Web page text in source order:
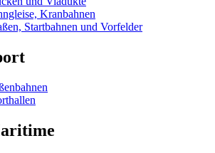
Kranbahnen
Startbahnen und Vorfelder